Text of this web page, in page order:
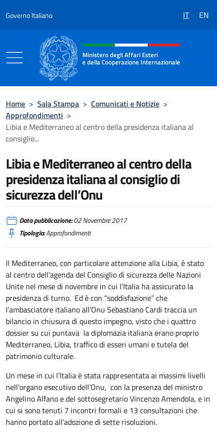
Governo Italiano IT EN
Intestazione sito, social e menù
Ministero degli Affari Esteri
e della Cooperazione Internazionale
Home > Sala Stampa > Comunicati e Notizie >
Approfondimenti >
Libia e Mediterraneo al centro della presidenza italiana al
consiglio...
Libia e Mediterraneo al centro della
presidenza italiana al consiglio di
sicurezza dell’Onu
Data pubblicazione:02 Novembre 2017
Tipologia:Approfondimenti
Il Mediterraneo, con particolare attenzione alla Libia, è stato
al centro dell’agenda del Consiglio di sicurezza delle Nazioni
Unite nel mese di novembre in cui l’Italia ha assicurato la
presidenza di turno. Ed è con “soddisfazione” che
l’ambasciatore italiano all’Onu Sebastiano Cardi traccia un
bilancio in chiusura di questo impegno, visto che i quattro
dossier su cui puntava la diplomazia italiana erano proprio
Mediterraneo, Libia, traffico di esseri umani e tutela del
patrimonio culturale.
Un mese in cui l’Italia è stata rappresentata ai massimi livelli
nell’organo esecutivo dell’Onu, con la presenza del ministro
Angelino Alfano e del sottosegretario Vincenzo Amendola, e in
cui si sono tenuti 7 incontri formali e 13 consultazioni che
hanno portato all’adozione di sette risoluzioni.